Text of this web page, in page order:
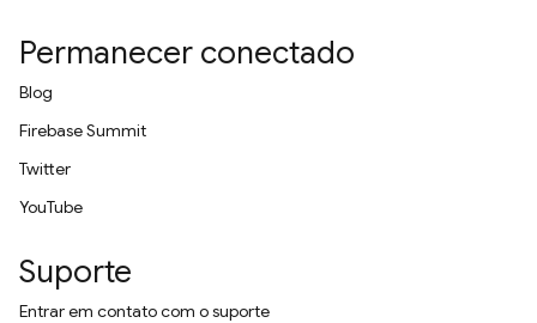
Permanecer conectado
Blog
Firebase Summit
Twitter
YouTube
Suporte
Entrar em contato com o suporte